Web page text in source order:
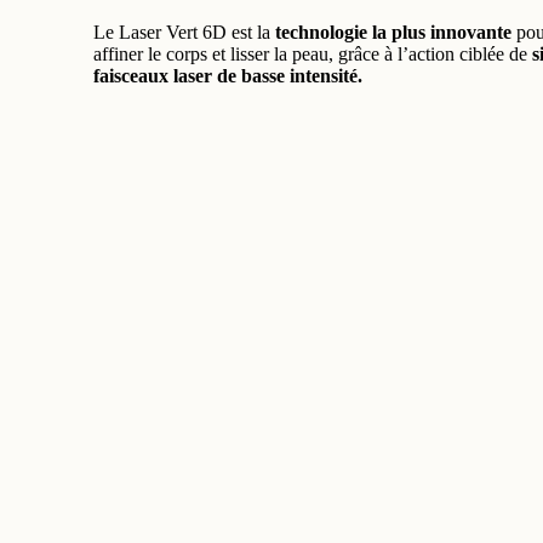
Le Laser Vert 6D est latechnologie la plus innovante
affiner le corps et lisser la peau, grâce à l’action ciblée de
faisceaux laser de basse intensité.